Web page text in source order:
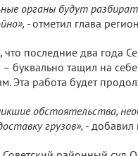
органы будут
-отметил глава
последние два года
буквально тащил на
Эта работа будет
обстоятельства,
грузов», - добавил